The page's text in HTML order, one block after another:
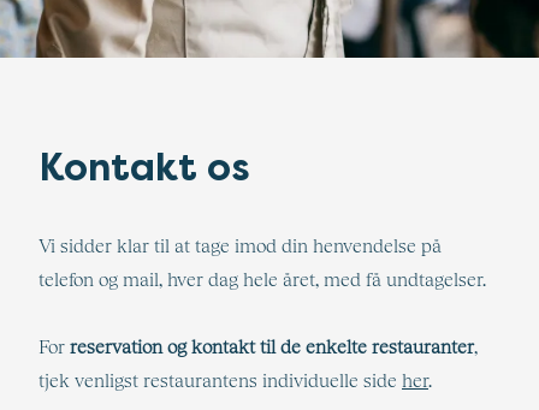
Kontakt os
Vi sidder klar til at tage imod din henvendelse på
telefon og mail, hver dag hele året, med få undtagelser.
For reservation og kontakt til de enkelte restauranter,
tjek venligst restaurantens individuelle side her.